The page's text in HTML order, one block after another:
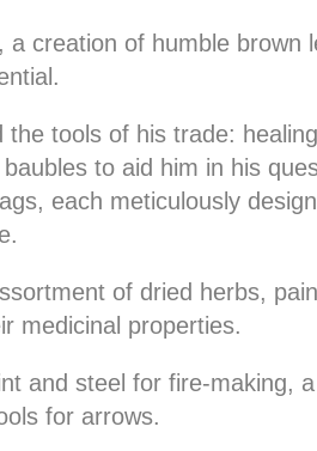
creation of humble brown
tools of his trade:
to aid him in his
each meticulously
of dried herbs,
medicinal properties.
and steel for fire-making,
for arrows.